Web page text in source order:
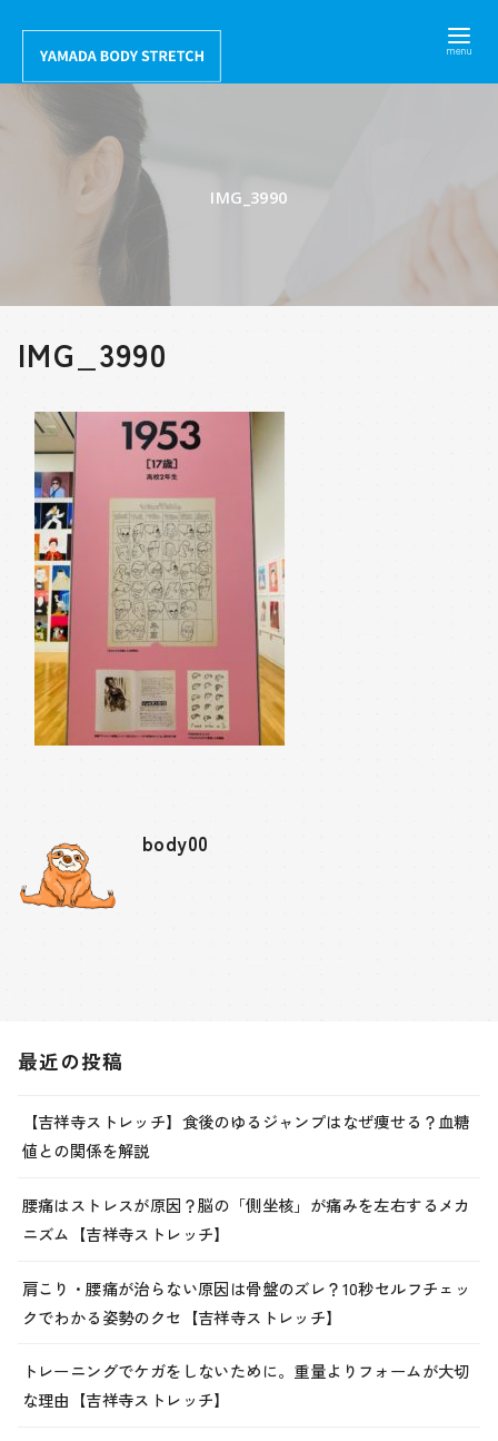
テ
IMG_3990
IMG_3990
body00
最近の投稿
【吉祥寺ストレッチ】食後のゆるジャンプはなぜ痩せる？血糖
値との関係を解説
腰痛はストレスが原因？脳の「側坐核」が痛みを左右するメカ
ニズム【吉祥寺ストレッチ】
肩こり・腰痛が治らない原因は骨盤のズレ？10秒セルフチェッ
クでわかる姿勢のクセ【吉祥寺ストレッチ】
トレーニングでケガをしないために。重量よりフォームが大切
な理由【吉祥寺ストレッチ】